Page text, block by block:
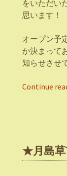
をいただい
思います！
オープン予
か決まって
知らせさせ
Continue
★月島